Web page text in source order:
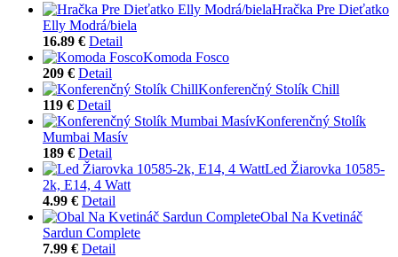
Hračka Pre Dieťatko
Elly Modrá/biela
16.89 € Detail
Komoda Fosco
209 € Detail
Konferenčný Stolík Chill
119 € Detail
Konferenčný Stolík
Mumbai Masív
189 € Detail
Led Žiarovka 10585-
2k, E14, 4 Watt
4.99 € Detail
Obal Na Kvetináč
Sardun Complete
7.99 € Detail